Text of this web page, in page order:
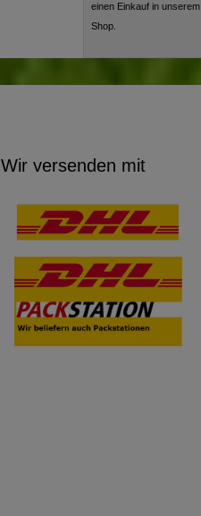
einen Einkauf in unserem
Shop.
Wir versenden mit